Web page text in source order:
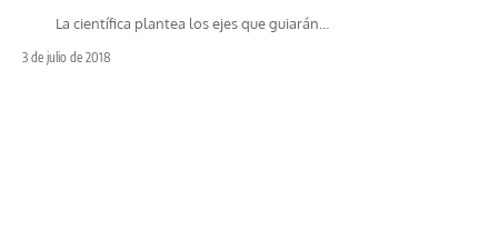
La científica plantea los ejes que guiarán
3 de julio de 2018